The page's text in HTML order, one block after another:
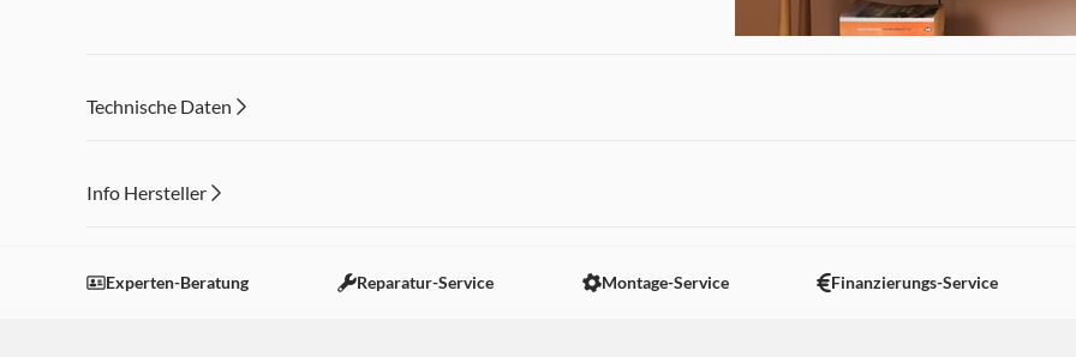
Echter Stereoklang mit 2 Lautsprechern (2 x 20 W) und 4-Zoll-Tieftönern
Technische Daten
Info Hersteller
Einstellungen anpassen
Experten-Beratung Reparatur-Service Montage-Service Finanzierungs-Service